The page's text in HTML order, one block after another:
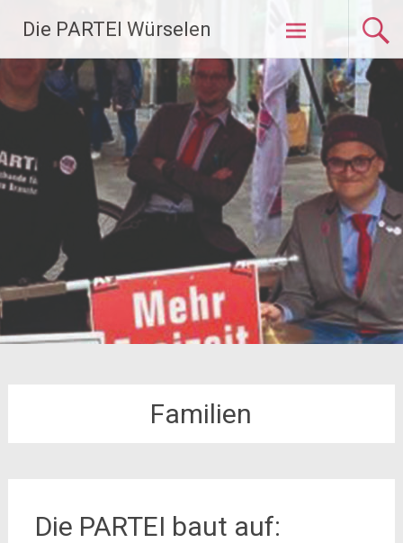
Inhalt
springen
Die PARTEI Würselen
Familien
Die PARTEI baut auf: